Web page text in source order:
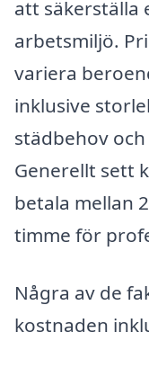
att säkerställa
arbetsmiljö.
variera
inklusive
städbehov
Generellt sett
betala mellan
timme för
Några av de
kostnaden